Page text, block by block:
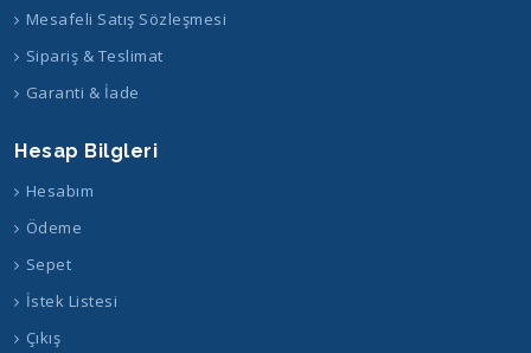
Mesafeli Satış Sözleşmesi
Sipariş & Teslimat
Garanti & İade
Hesap Bilgleri
Hesabım
Ödeme
Sepet
İstek Listesi
Çıkış